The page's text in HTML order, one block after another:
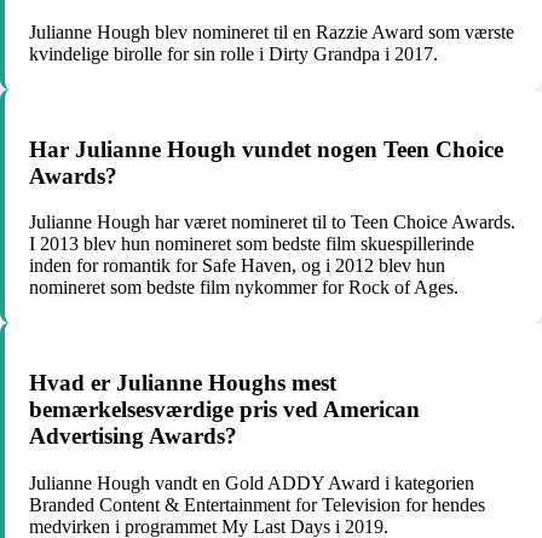
Julianne Hough blev nomineret til en Razzie Award som værste
kvindelige birolle for sin rolle i Dirty Grandpa i 2017.
Har Julianne Hough vundet nogen Teen Choice
Awards?
Julianne Hough har været nomineret til to Teen Choice Awards.
I 2013 blev hun nomineret som bedste film skuespillerinde
inden for romantik for Safe Haven, og i 2012 blev hun
nomineret som bedste film nykommer for Rock of Ages.
Hvad er Julianne Houghs mest
bemærkelsesværdige pris ved American
Advertising Awards?
Julianne Hough vandt en Gold ADDY Award i kategorien
Branded Content & Entertainment for Television for hendes
medvirken i programmet My Last Days i 2019.